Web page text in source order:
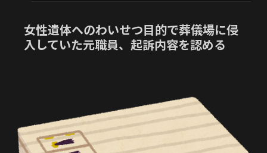
女性遺体へのわいせつ目的で葬儀場に侵
入していた元職員、起訴内容を認める